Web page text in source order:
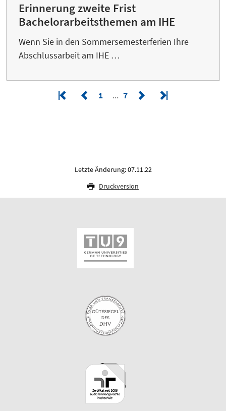
Erinnerung zweite Frist
Bachelorarbeitsthemen am IHE
Wenn Sie in den Sommersemesterferien Ihre
Abschlussarbeit am IHE …
1 7
Letzte Änderung: 07.11.22
Druckversion